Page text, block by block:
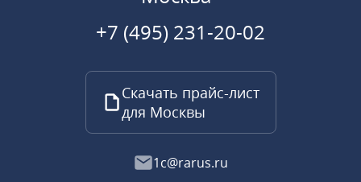
+7 (495) 231-20-02
Скачать прайс-лист
для Москвы
1c@rarus.ru